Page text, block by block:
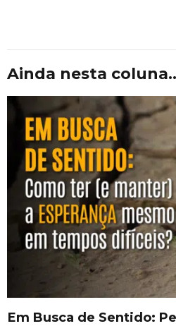
Ainda nesta
Em Busca de Sentido: